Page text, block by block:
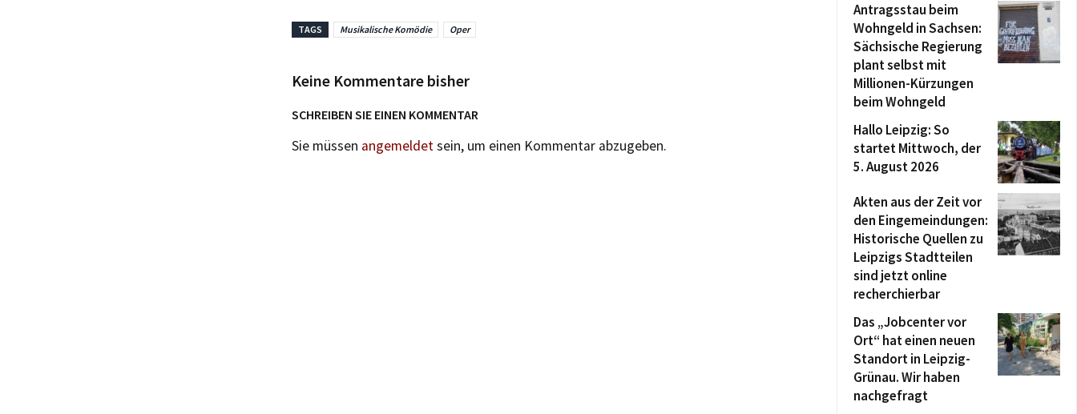
TAGS Musikalische Komödie Oper
Keine Kommentare bisher
SCHREIBEN SIE EINEN KOMMENTAR
Sie müssen angemeldetsein, um einen Kommentar abzugeben.
Antragsstau beim
Wohngeld in Sachsen:
Sächsische Regierung
plant selbst mit
Millionen-Kürzungen
beim Wohngeld
Hallo Leipzig: So
startet Mittwoch, der
5. August 2026
Akten aus der Zeit vor
den Eingemeindungen:
Historische Quellen zu
Leipzigs Stadtteilen
sind jetzt online
recherchierbar
Das „Jobcenter vor
Ort“ hat einen neuen
Standort in Leipzig-
Grünau. Wir haben
nachgefragt